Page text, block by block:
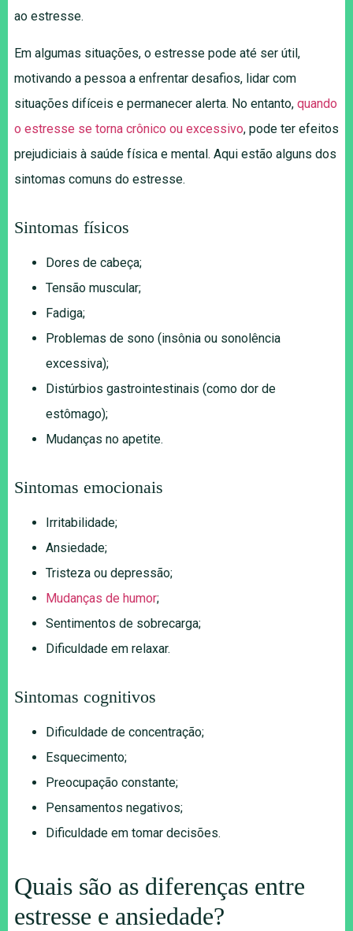
ao estresse.
Em algumas situações, o estresse pode até ser útil,
motivando a pessoa a enfrentar desafios, lidar com
situações difíceis e permanecer alerta. No entanto, quando
o estresse se torna crônico ou excessivo, pode ter efeitos
prejudiciais à saúde física e mental. Aqui estão alguns dos
sintomas comuns do estresse.
Sintomas físicos
Dores de cabeça;
Tensão muscular;
Fadiga;
Problemas de sono (insônia ou sonolência
excessiva);
Distúrbios gastrointestinais (como dor de
estômago);
Mudanças no apetite.
Sintomas emocionais
Irritabilidade;
Ansiedade;
Tristeza ou depressão;
Mudanças de humor;
Sentimentos de sobrecarga;
Dificuldade em relaxar.
Sintomas cognitivos
Dificuldade de concentração;
Esquecimento;
Preocupação constante;
Pensamentos negativos;
Dificuldade em tomar decisões.
Quais são as diferenças entre
estresse e ansiedade?